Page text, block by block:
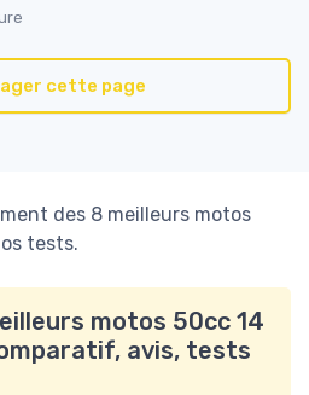
cette page
des 8 meilleurs motos
tests.
motos 50cc 14
avis, tests